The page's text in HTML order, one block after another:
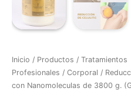
Inicio / Productos / Tratamientos
Profesionales / Corporal /
con Nanomoleculas de 3800 g.